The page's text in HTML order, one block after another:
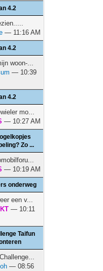
4.2
— 11:16 AM
4.2
woon-...
— 10:39
4.2
mo...
— 10:27 AM
Zo ...
— 10:19 AM
onderweg
een v...
— 10:11
Taifun
— 08:56